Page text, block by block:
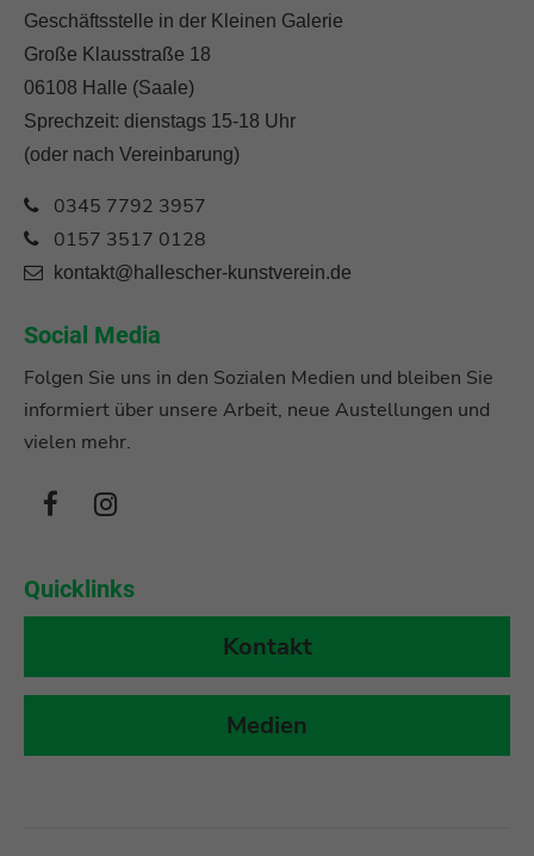
Geschäftsstelle in der Kleinen Galerie
Große Klausstraße 18
06108 Halle (Saale)
Sprechzeit: dienstags 15-18 Uhr
(oder nach Vereinbarung)
0345 7792 3957
0157 3517 0128
kontakt@hallescher-kunstverein.de
Social Media
Folgen Sie uns in den Sozialen Medien und bleiben Sie
informiert über unsere Arbeit, neue Austellungen und
vielen mehr.
Quicklinks
Kontakt
Medien